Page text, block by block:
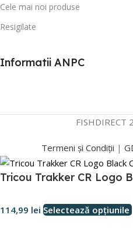
Cele mai noi produse
Resigilate
Informatii ANPC
Termeni și Condiții |
Tricou Trakker CR Logo
114,99 lei Selectează opțiunile